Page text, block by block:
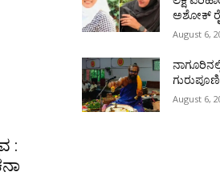
:
ಅಶೋಕ್
August 6,
August 6,